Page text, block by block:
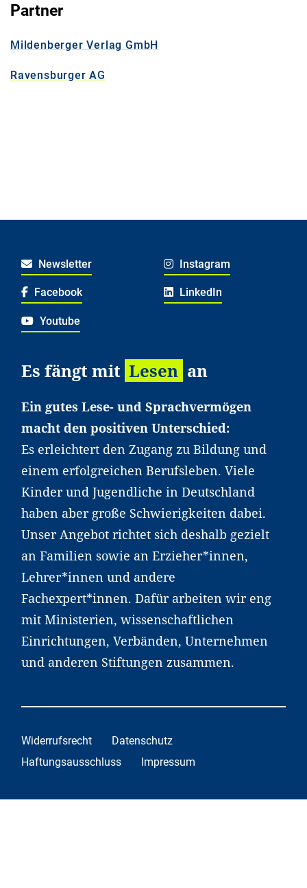
Partner
Mildenberger Verlag GmbH
Ravensburger AG
Newsletter Instagram
Facebook LinkedIn
Youtube
Es fängt mit Lesen an
Ein gutes Lese- und Sprachvermögen
macht den positiven Unterschied:
Es erleichtert den Zugang zu Bildung und
einem erfolgreichen Berufsleben. Viele
Kinder und Jugendliche in Deutschland
haben aber große Schwierigkeiten dabei.
Unser Angebot richtet sich deshalb gezielt
an Familien sowie an Erzieher*innen,
Lehrer*innen und andere
Fachexpert*innen. Dafür arbeiten wir eng
mit Ministerien, wissenschaftlichen
Einrichtungen, Verbänden, Unternehmen
und anderen Stiftungen zusammen.
Widerrufsrecht
Datenschutz
Haftungsausschluss
Impressum